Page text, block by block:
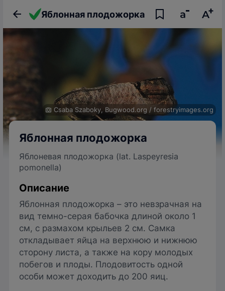
Яблонная плодожорка
Csaba Szaboky, Bugwood.org / forestryimages.org
Яблонная плодожорка
Яблоневая плодожорка (lat. Laspeyresia
pomonella)
Описание
Яблонная плодожорка – это невзрачная на
вид темно-серая бабочка длиной около 1
см, с размахом крыльев 2 см. Самка
откладывает яйца на верхнюю и нижнюю
сторону листа, а также на кору молодых
побегов и плоды. Плодовитость одной
особи может доходить до 200 яиц.